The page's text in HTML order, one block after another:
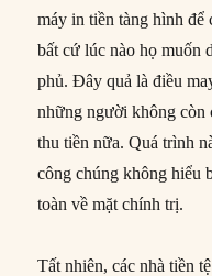
máy in tiền tàng hình để
bất cứ lúc nào họ muốn
phủ. Đây quả là điều
những người không còn
thu tiền nữa. Quá trình
công chúng không hiểu
toàn về mặt chính trị.
Tất nhiên, các nhà tiền